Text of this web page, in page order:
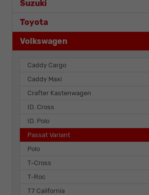
Suzuki
Toyota
Volkswagen
Caddy Cargo
Caddy Maxi
Crafter Kastenwagen
ID. Cross
ID. Polo
Passat Variant
Polo
T-Cross
T-Roc
T7 California